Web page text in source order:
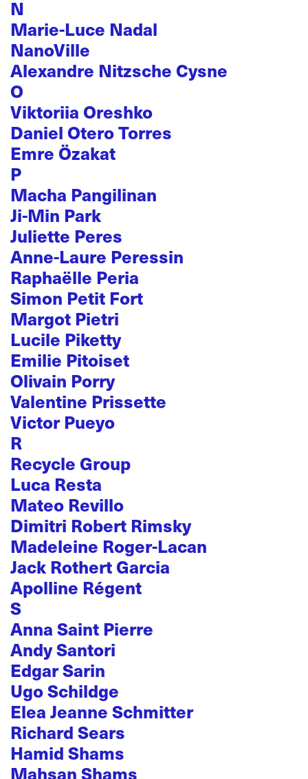
N
Marie-Luce Nadal
NanoVille
Alexandre Nitzsche Cysne
O
Viktoriia Oreshko
Daniel Otero Torres
Emre Özakat
P
Macha Pangilinan
Ji-Min Park
Juliette Peres
Anne-Laure Peressin
Raphaëlle Peria
Simon Petit Fort
Margot Pietri
Lucile Piketty
Emilie Pitoiset
Olivain Porry
Valentine Prissette
Victor Pueyo
R
Recycle Group
Luca Resta
Mateo Revillo
Dimitri Robert Rimsky
Madeleine Roger-Lacan
Jack Rothert Garcia
Apolline Régent
S
Anna Saint Pierre
Andy Santori
Edgar Sarin
Ugo Schildge
Elea Jeanne Schmitter
Richard Sears
Hamid Shams
Mahsan Shams